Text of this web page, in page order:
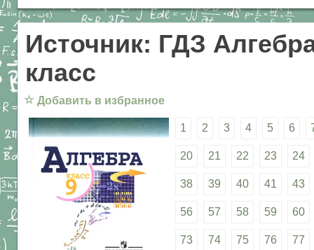
Источник: ГДЗ
класс
☆ Добавить в избранное
1 2 3 4 5 6
20 21 22 23 24
38 39 40 41 43
56 57 58 59 60
73 74 75 76 77